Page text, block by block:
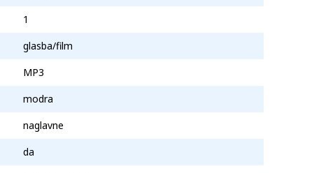
1
glasba/film
MP3
modra
naglavne
da